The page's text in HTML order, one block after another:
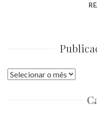
Publicações